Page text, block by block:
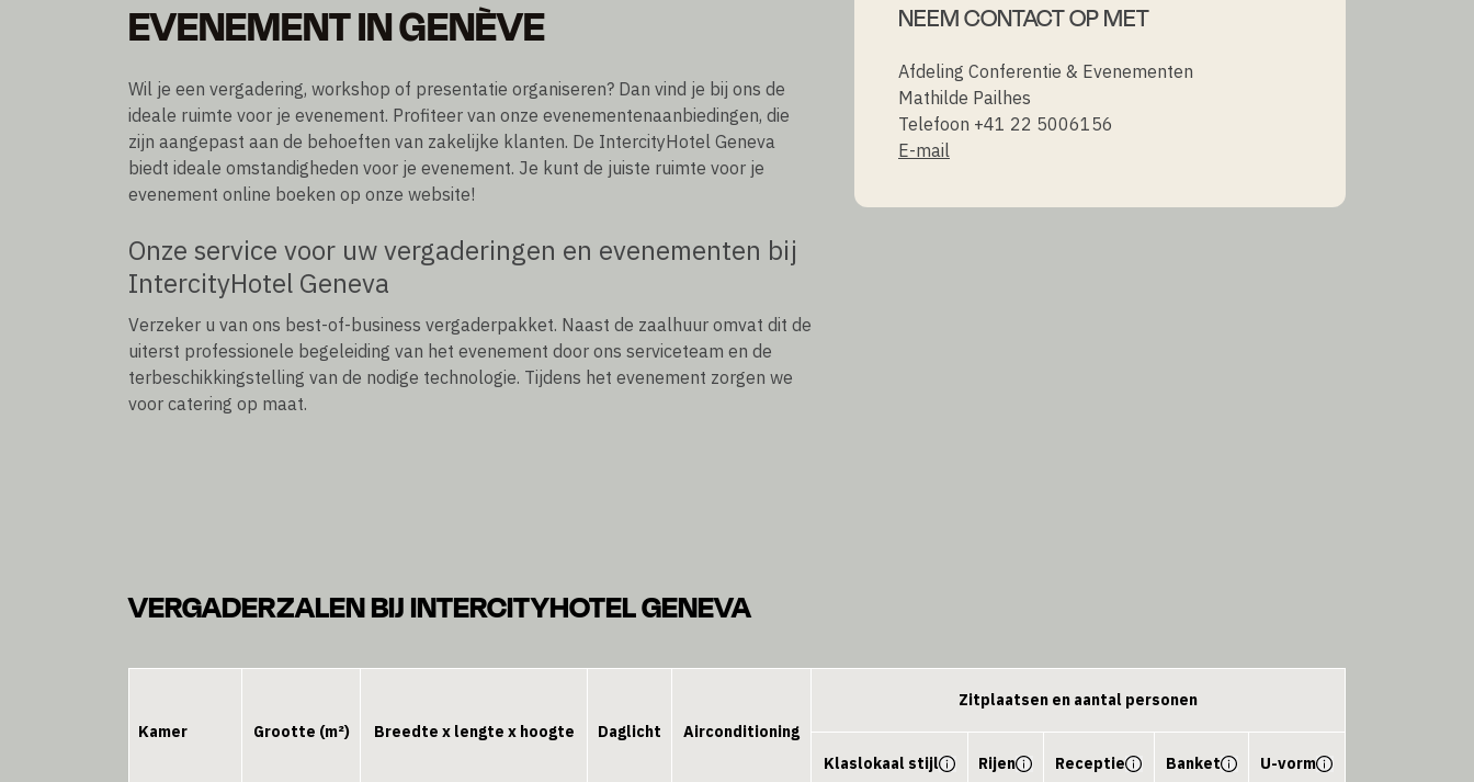
EVENEMENT IN GENÈVE
Wil je een vergadering, workshop of presentatie organiseren? Dan vind je bij ons de
ideale ruimte voor je evenement. Profiteer van onze evenementenaanbiedingen, die
zijn aangepast aan de behoeften van zakelijke klanten. De IntercityHotel Geneva
biedt ideale omstandigheden voor je evenement. Je kunt de juiste ruimte voor je
evenement online boeken op onze website!
Onze service voor uw vergaderingen en evenementen bij
IntercityHotel Geneva
Verzeker u van ons best-of-business vergaderpakket. Naast de zaalhuur omvat dit de
uiterst professionele begeleiding van het evenement door ons serviceteam en de
terbeschikkingstelling van de nodige technologie. Tijdens het evenement zorgen we
voor catering op maat.
NEEM CONTACT OP MET
Afdeling Conferentie & Evenementen
Mathilde Pailhes
Telefoon +41 22 5006156
E-mail
VERGADERZALEN BIJ INTERCITYHOTEL GENEVA
Kamer Grootte (m²) Breedte x lengte x hoogte Daglicht Airconditioning
Zitplaatsen en aantal personen
Klaslokaal stijl Rijen Receptie Banket U-vorm